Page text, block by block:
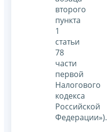
второго
пункта
1
статьи
78
части
первой
Налогового
кодекса
Российской
Федерации»).